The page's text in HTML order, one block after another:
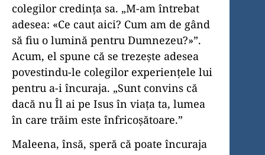
colegilor credința sa. „M-am întrebat
adesea: «Ce caut aici? Cum am de gând
să fiu o lumină pentru Dumnezeu?»”.
Acum, el spune că se trezește adesea
povestindu-le colegilor experiențele lui
pentru a-i încuraja. „Sunt convins că
dacă nu Îl ai pe Isus în viața ta, lumea
în care trăim este înfricoșătoare.”
Maleena, însă, speră că poate încuraja